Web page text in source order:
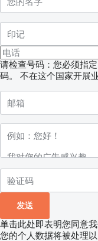
请检查号码：您必须指
码。
不在这个国家开展
单击此处即表明您同意
您的个人数据将被处理以